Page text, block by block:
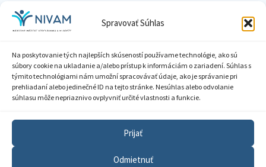
Spravovať Súhlas
Na poskytovanie tých najlepších skúseností používame technológie, ako sú
súbory cookie na ukladanie a/alebo prístup k informáciám o zariadení. Súhlas s
týmito technológiami nám umožní spracovávať údaje, ako je správanie pri
prehliadaní alebo jedinečné ID na tejto stránke. Nesúhlas alebo odvolanie
súhlasu môže nepriaznivo ovplyvniť určité vlastnosti a funkcie.
Prijať
Odmietnuť
IČO: 00164348
DIČ: 2020798714
Zásady ochrany súkromia
Sprístupnenie informácií